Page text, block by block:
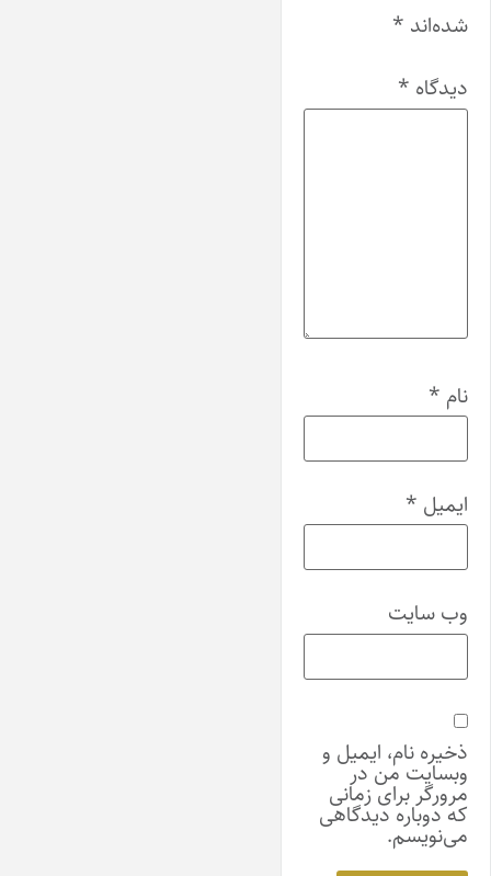
شده‌اند *
دیدگاه *
نام *
ایمیل *
وب‌ سایت
ذخیره نام، ایمیل و
وبسایت من در
مرورگر برای زمانی
که دوباره دیدگاهی
می‌نویسم.